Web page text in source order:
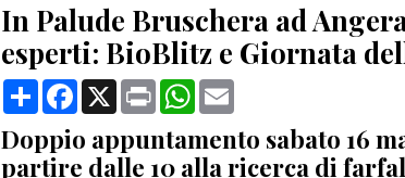
In Palude Bruschera ad
esperti: BioBlitz e Giornata
CondividiFacebook
X Print WhatsApp
Doppio appuntamento sabato 16
partire dalle 10 alla ricerca di